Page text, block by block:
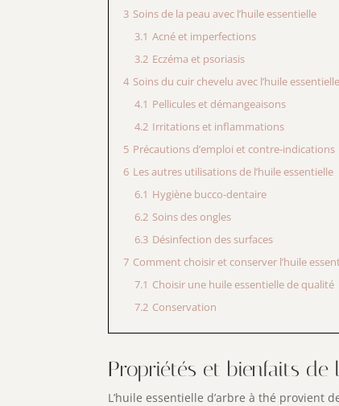
3 Soins de la peau avec l’huile essentielle
3.1 Acné et imperfections
3.2 Eczéma et psoriasis
4 Soins du cuir chevelu avec l’huile essentielle
4.1 Pellicules et démangeaisons
4.2 Irritations et inflammations
5 Précautions d’emploi et contre-indications
6 Les autres utilisations de l’huile essentielle
6.1 Hygiène bucco-dentaire
6.2 Soins des ongles
6.3 Désinfection des surfaces
7 Comment choisir et conserver l’huile
7.1 Choisir une huile essentielle de qualité
7.2 Conservation
Propriétés et bienfaits de
L’huile essentielle d’arbre à thé provient